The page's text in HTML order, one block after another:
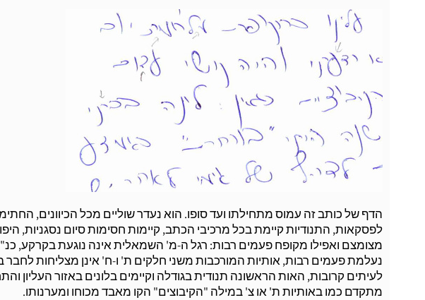
הדף של כותב זה עמוס מתחילתו ועד סופו. הוא נעדר שוליים מכל הכיוונים,
לפסקאות, התנודיות קיימת בכל מרכיבי הכתב, קיימות חסימות סיום נסגניות,
מצומצם ואפילו מקופח פעמים רבות: רגל ה-מ' השמאלית אינה נוגעת בקרקע,
נעלמת פעמים רבות, אותיות המורכבות משני חלקים ת' ו-ח' אינן מצליחות
לעיתים קרובות, האות הראשונה תנודית בגודלה וקיימים בלונים באזור העליון
מתקדם כמו באותיות ת' או צ' במילה "הקיבוצים" הקו מאבד מכוחו ומערנותו.